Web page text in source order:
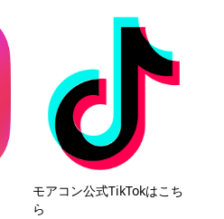
モアコン公式TikTokはこち
ら